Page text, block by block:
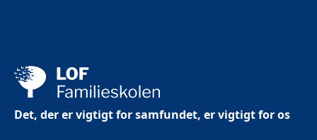
Det, der er vigtigt for samfundet, er vigtigt for os